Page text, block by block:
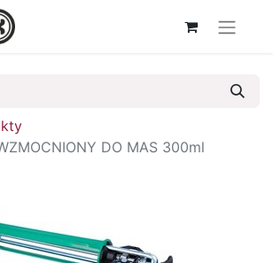
DO MAS 300ml